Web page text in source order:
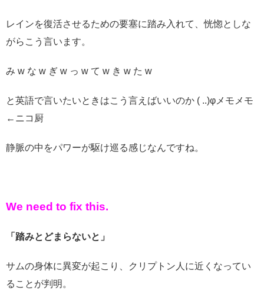
レインを復活させるための要塞に踏み入れて、恍惚としな
がらこう言います。
み w な w ぎ w っ w て w き w た w
と英語で言いたいときはこう言えばいいのか ( ..)φメモメモ
←ニコ厨
静脈の中をパワーが駆け巡る感じなんですね。
We need to fix this.
「踏みとどまらないと」
サムの身体に異変が起こり、クリプトン人に近くなってい
ることが判明。